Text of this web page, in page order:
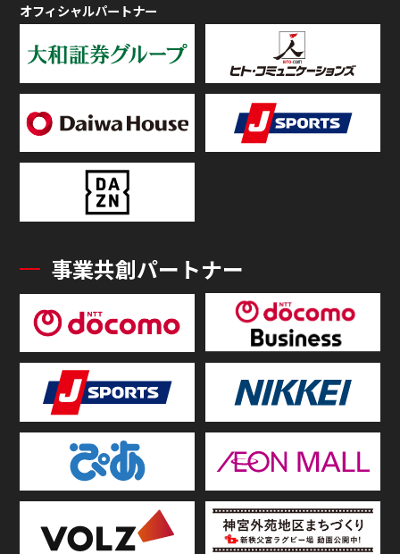
オフィシャルパートナー
事業共創パートナー